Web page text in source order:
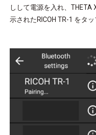
しして電源を入れ、
示されたRICOH TR-1 をタ